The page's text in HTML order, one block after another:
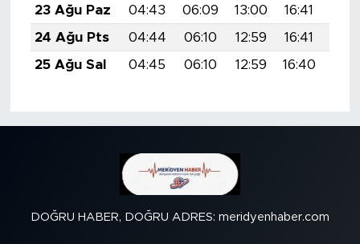
23 Ağu Paz
04:43 06:09 13:00 16:41
24 Ağu Pts
04:44 06:10 12:59 16:41
25 Ağu Sal
04:45 06:10 12:59 16:40
DOĞRU HABER, DOĞRU ADRES: meridyenhaber.com